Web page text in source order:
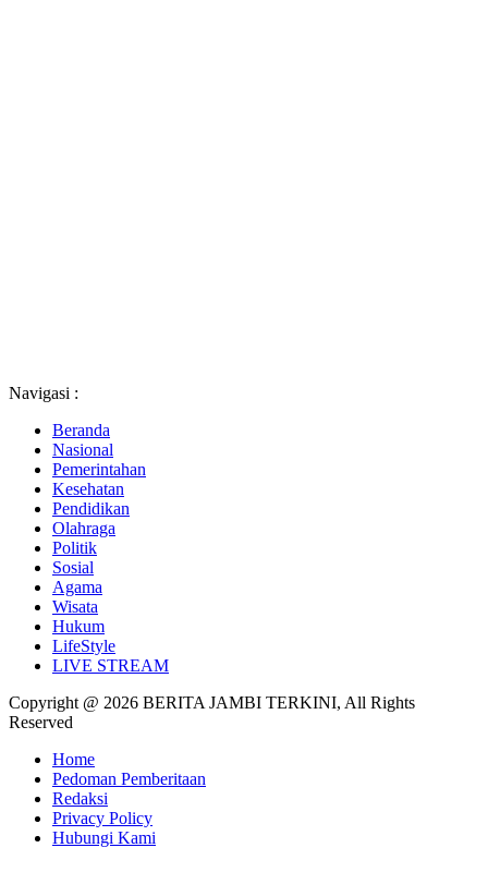
Navigasi :
Beranda
Nasional
Pemerintahan
Kesehatan
Pendidikan
Olahraga
Politik
Sosial
Agama
Wisata
Hukum
LifeStyle
LIVE STREAM
Copyright @ 2026 BERITA JAMBI TERKINI, All Rights
Reserved
Home
Pedoman Pemberitaan
Redaksi
Privacy Policy
Hubungi Kami